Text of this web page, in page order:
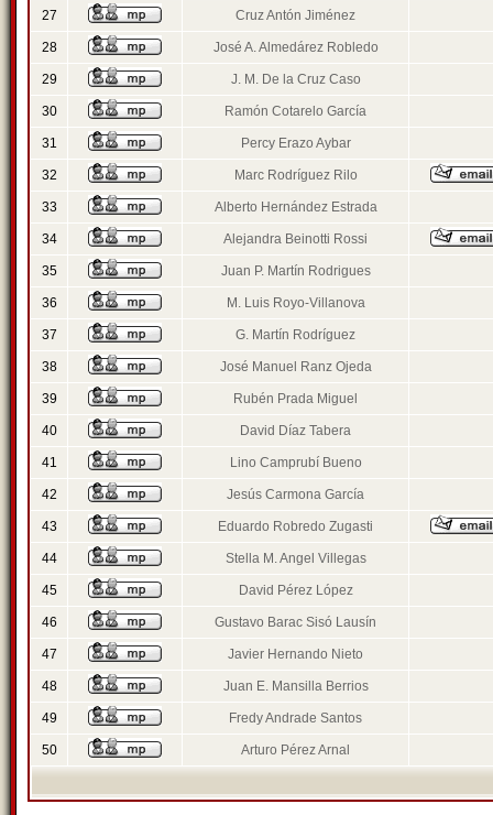
27 Cruz Antón Jiménez
28 José A. Almedárez Robledo
29 J. M. De la Cruz Caso
30 Ramón Cotarelo García
31 Percy Erazo Aybar
32 Marc Rodríguez Rilo
33 Alberto Hernández Estrada
34 Alejandra Beinotti Rossi
35 Juan P. Martín Rodrigues
36 M. Luis Royo-Villanova
37 G. Martín Rodríguez
38 José Manuel Ranz Ojeda
39 Rubén Prada Miguel
40 David Díaz Tabera
41 Lino Camprubí Bueno
42 Jesús Carmona García
43 Eduardo Robredo Zugasti
44 Stella M. Angel Villegas
45 David Pérez López
46 Gustavo Barac Sisó Lausín
47 Javier Hernando Nieto
48 Juan E. Mansilla Berrios
49 Fredy Andrade Santos
50 Arturo Pérez Arnal